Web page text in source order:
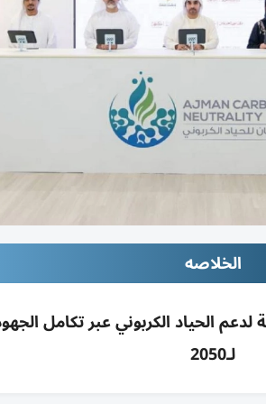
الخلاصه
محلية لدعم الحياد الكربوني عبر
لـ2050